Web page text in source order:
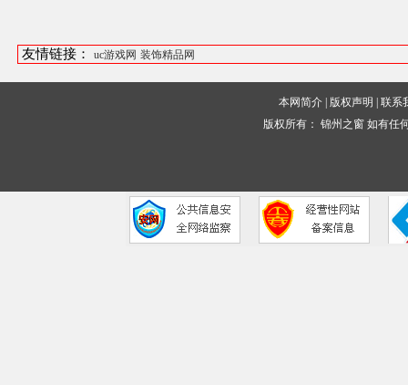
友情链接： uc游戏网 装饰精品网
本网简介 版权声明 |联系
版权所有：锦州之窗 如有任